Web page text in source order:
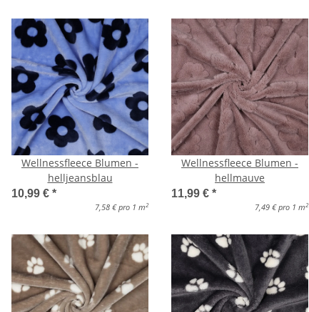
Wellnessfleece Blumen -
helljeansblau
10,99 € *
7,58 € pro 1 m2
Wellnessfleece Blumen -
hellmauve
11,99 € *
7,49 € pro 1 m2